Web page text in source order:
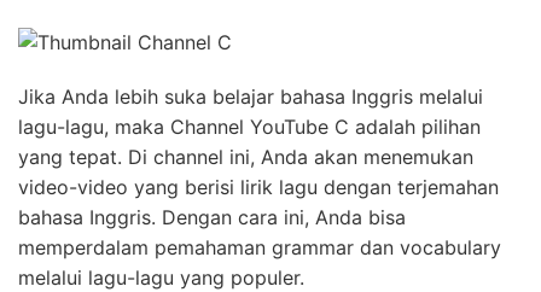
Jika Anda lebih suka belajar bahasa Inggris melalui
lagu-lagu, maka Channel YouTube C adalah pilihan
yang tepat. Di channel ini, Anda akan menemukan
video-video yang berisi lirik lagu dengan terjemahan
bahasa Inggris. Dengan cara ini, Anda bisa
memperdalam pemahaman grammar dan vocabulary
melalui lagu-lagu yang populer.